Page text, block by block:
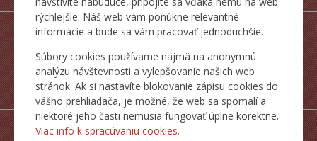
rýchlejšie. Náš web vám ponúkne relevantné
informácie a bude sa vám pracovať jednoduchšie.
Súbory cookies používame najmä na anonymnú
analýzu návštevnosti a vylepšovanie našich web
stránok. Ak si nastavíte blokovanie zápisu cookies do
vášho prehliadača, je možné, že web sa spomalí a
niektoré jeho časti nemusia fungovať úplne korektne.
Viac info k spracúvaniu cookies.
MAPY CESTNEJ
SIETE SR